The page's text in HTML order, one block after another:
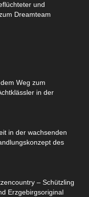
und
Dreamteam
Weg zum
in der
in der wachsenden
des
– Schützling
Erzgebirgsoriginal